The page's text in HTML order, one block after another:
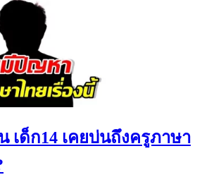
เด็ก14 เคยบ่นถึงครูภาษา